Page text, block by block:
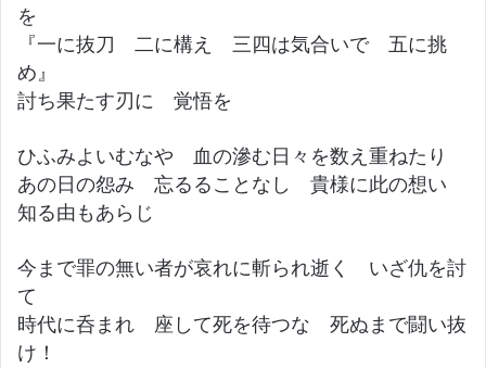
を
『一に抜刀 二に構え 三四は気合いで 五に挑
め』
討ち果たす刃に 覚悟を
ひふみよいむなや 血の滲む日々を数え重ねたり
あの日の怨み 忘るることなし 貴様に此の想い
知る由もあらじ
今まで罪の無い者が哀れに斬られ逝く いざ仇を討
て
時代に呑まれ 座して死を待つな 死ぬまで闘い抜
け！